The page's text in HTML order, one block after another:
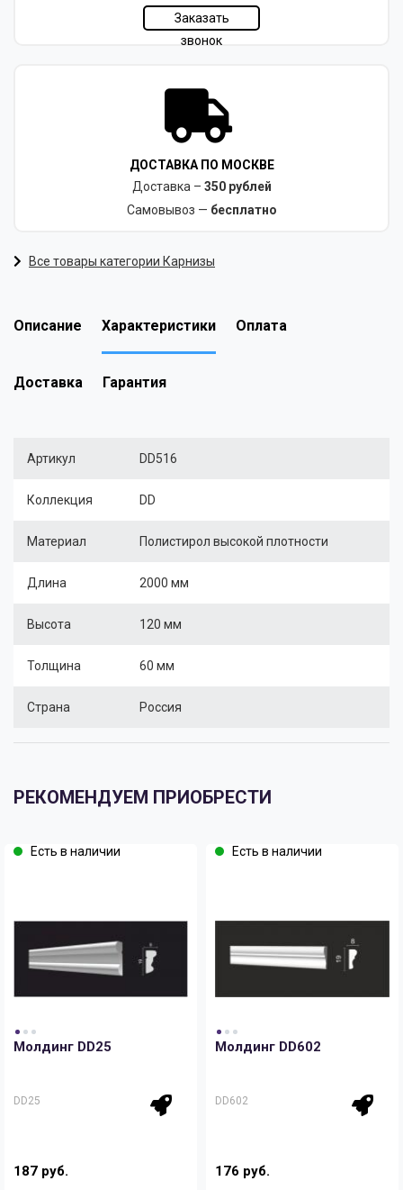
Заказать
звонок
ДОСТАВКА ПО МОСКВЕ
Доставка – 350 рублей
Самовывоз — бесплатно
Все товары категории Карнизы
Описание Характеристики Оплата
Доставка Гарантия
Артикул DD516
Коллекция DD
Материал Полистирол высокой плотности
Длина 2000 мм
Высота 120 мм
Толщина 60 мм
Страна Россия
РЕКОМЕНДУЕМ ПРИОБРЕСТИ
Есть в наличии
Молдинг DD25
DD25
187 руб.
Есть в наличии
Молдинг DD602
DD602
176 руб.